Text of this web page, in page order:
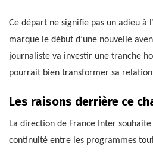
Ce départ ne signifie pas un adieu à
marque le début d’une nouvelle
journaliste va investir une tranche
pourrait bien transformer sa
Les raisons derrière ce
La direction de France Inter
continuité entre les programmes